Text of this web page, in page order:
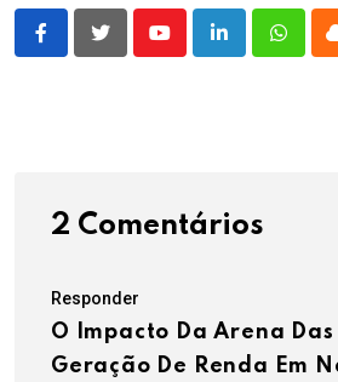
YoutubeLinkedIn
2 Comentários
Responder
O Impacto Da Arena Das
Geração De Renda Em